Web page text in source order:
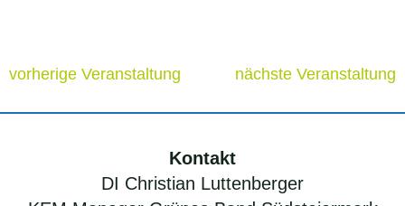
vorherige Veranstaltung nächste Veranstaltung
Kontakt
DI Christian Luttenberger